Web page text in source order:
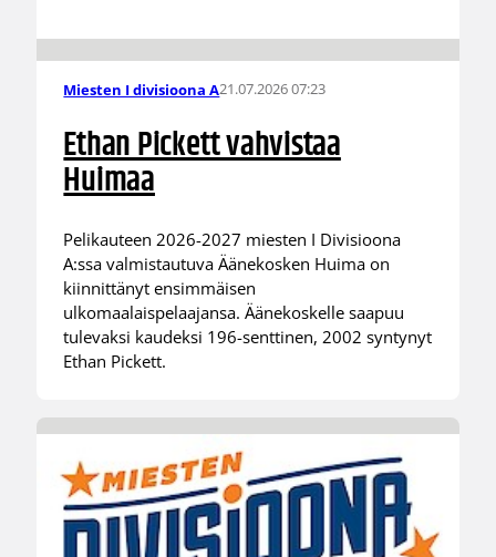
Miesten I divisioona A21.07.2026 07:23
Ethan Pickett vahvistaa
Huimaa
Pelikauteen 2026-2027 miesten I Divisioona
A:ssa valmistautuva Äänekosken Huima on
kiinnittänyt ensimmäisen
ulkomaalaispelaajansa. Äänekoskelle saapuu
tulevaksi kaudeksi 196-senttinen, 2002 syntynyt
Ethan Pickett.